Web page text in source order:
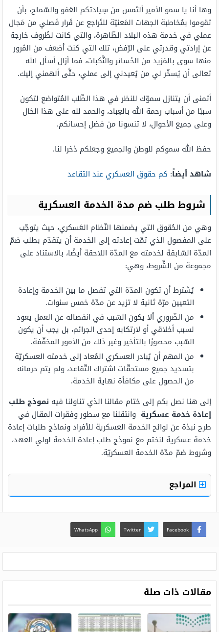
وها أنا يا سمو الأمير ألتَمس من سِيادتكم العَفو والسّماح، بأن
تقوموا بمُخاطبة الجهات المَعنيّة للتَراجع عن قَرار فَصلي من مَجال
عملي في خدمة هذه البلاد الطّاهرة، والتي كانت لظُروف خارجة
عن إرادتي وقدرتي على الرّفض، تلك التي كنت أضعف من المُرور
منها سوى بالمَزيد من الخَسائر والنَّكبات، فما أزال أسأل الله
تعالى أن يُسخّر لي من يُعيدني إلى عملي، حتَّى ألهمني إليك.
أتمنى أن يتنازل سموّك للنظر في هذا الطّلب المُتواضع لتكون
سببًا من أسباب رحمة الله بالعِباد، والحمد لله على هذا الحَال
وعلى جميع الأحوال، لا تنسونا من فضل إحسانكم.
حفظ الله سموكم للوطن والجميع وجعلكم ذخرا لنا.
شاهد أيضاً: كم حقوق العسكري عند التقاعد
شروط طلب ضم مدة الخدمة العسكرية
وهي من الحُقوق التي يضمنها النّظام العَسكري، حيث يتوجّب
على المفصول الذي تمّت إعادته إلى الخدمة أن يتقدّم بطلب ضمّ
المدّة السّابقة لخدمته مع المدّة اللاحقة أيضًا، بالاستناد على
مجموعة من الشّروط، وهي:
يُشترط أن تكون المدّة التي تفصل ما بين الخدمة وإعادة
التعيين مرّة ثانية لا تزيد عن مدّة خمس سنوات.
من الضّروري ألا يكون السّبب في انفصاله عن العمل يعود
لسبب أخلاقي أو لارتكابه إحدى الجرائم، بل يجب أن يكون
السّبب محصورًا بالتأخير وغير ذلك من الأمور المخفّفة.
من المهم أن يُبادر العسكري المُعاد إلى خدمته العسكريّة
بتسديد جميع مستحقّات اشتراك التّقاعد، ولم يتم حرمانه
من الحصول على مكافأة نهاية الخدمة.
إلى هنا نصل بكم إلى ختام مقالنا الذي تناولنا فيه نموذج طلب
إعادة خدمة عسكرية وانتقلنا مع سطور وفقرات المقال في
طرح نبذة عن لوائح الخدمة العسكرية للأفراد ونماذج طلبات إعادة
خدمة عسكرية لنختم مع نموذج طلب إعادة الخدمة لولي العهد،
وشروط ضمّ مدّة الخدمة العسكريّة.
المراجع
Facebook
Twitter
WhatsApp
مقالات ذات صلة